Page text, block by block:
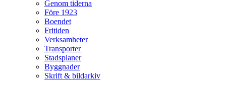
Genom tiderna
Före 1923
Boendet
Fritiden
Verksamheter
Transporter
Stadsplaner
Byggnader
Skrift & bildarkiv